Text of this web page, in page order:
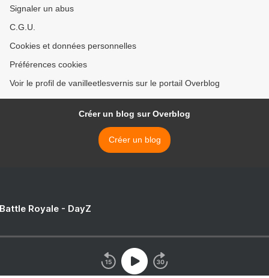
Signaler un abus
C.G.U.
Cookies et données personnelles
Préférences cookies
Voir le profil de vanilleetlesvernis sur le portail Overblog
Créer un blog sur Overblog
Créer un blog
Royale - DayZ